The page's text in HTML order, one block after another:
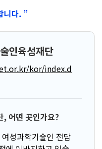
니다. ”
인육성재단
kor/index.d
, 어떤 곳인가요?
성과학기술인 전담